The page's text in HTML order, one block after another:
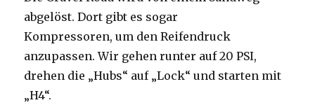
abgelöst. Dort gibt es sogar
Kompressoren, um den Reifendruck
anzupassen. Wir gehen runter auf 20 PSI,
drehen die „Hubs“ auf „Lock“ und starten mit
„H4“.